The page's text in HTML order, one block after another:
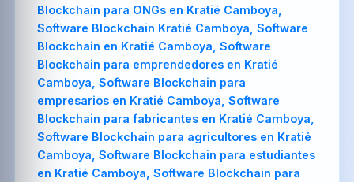
Blockchain para ONGs en Kratié Camboya,
Software Blockchain Kratié Camboya, Software
Blockchain en Kratié Camboya, Software
Blockchain para emprendedores en Kratié
Camboya, Software Blockchain para
empresarios en Kratié Camboya, Software
Blockchain para fabricantes en Kratié Camboya,
Software Blockchain para agricultores en Kratié
Camboya, Software Blockchain para estudiantes
en Kratié Camboya, Software Blockchain para